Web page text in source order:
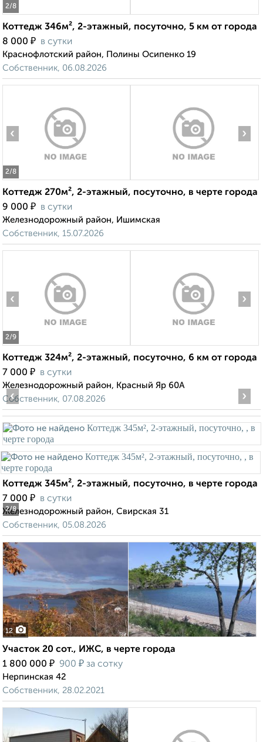
2/8
Коттедж 346м², 2-этажный, посуточно, 5 км от города
8 000 ₽ в сутки
Краснофлотский район, Полины Осипенко 19
Собственник, 06.08.2026
2/8
‹ ›
Коттедж 270м², 2-этажный, посуточно, в черте города
9 000 ₽ в сутки
Железнодорожный район, Ишимская
Собственник, 15.07.2026
2/9
‹ ›
Коттедж 324м², 2-этажный, посуточно, 6 км от города
7 000 ₽ в сутки
Железнодорожный район, Красный Яр 60А
Собственник, 07.08.2026
2/8
‹ ›
Коттедж 345м², 2-этажный, посуточно, в черте города
7 000 ₽ в сутки
Железнодорожный район, Свирская 31
Собственник, 05.08.2026
12
Участок 20 сот., ИЖС, в черте города
1 800 000 ₽ 900 ₽ за сотку
Нерпинская 42
Собственник, 28.02.2021